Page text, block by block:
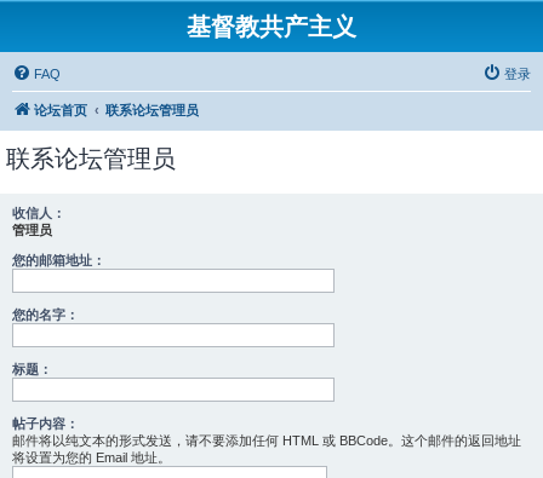
基督教共产主义
FAQ 登录
论坛首页 联系论坛管理员
联系论坛管理员
收信人：
管理员
您的邮箱地址：
您的名字：
标题：
帖子内容：
邮件将以纯文本的形式发送，请不要添加任何 HTML 或 BBCode。这个邮件的返回地址
将设置为您的 Email 地址。